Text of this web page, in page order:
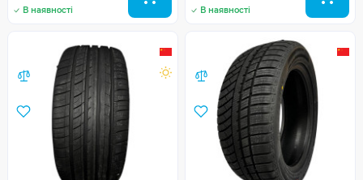
В наявності В наявності